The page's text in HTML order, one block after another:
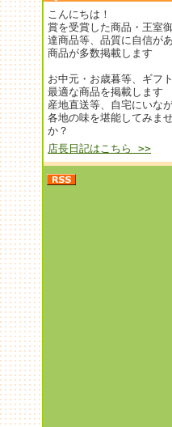
こんにちは！
賞を受賞した商品・王室
達商品等、品質に自信が
商品が多数掲載します
お中元・お歳暮等、ギフ
最適な商品を掲載します
産地直送等、自宅にいな
各地の味を堪能してみま
か？
店長日記はこちら >>